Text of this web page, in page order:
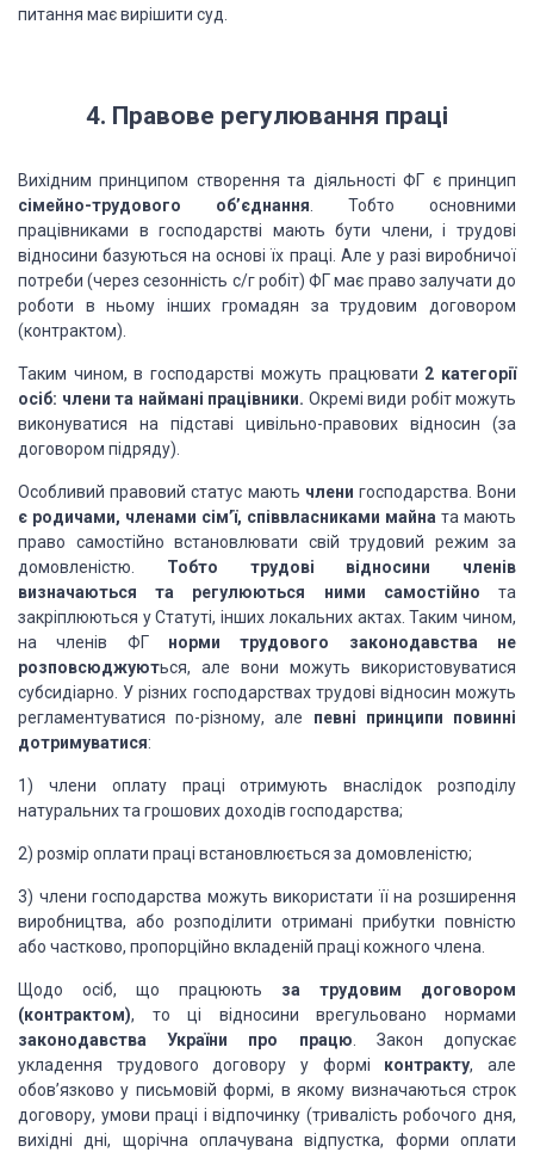
питання має вирішити суд.
4. Правове регулювання праці
Вихідним принципом створення та діяльності ФГ є принцип
сімейно-трудового об’єднання . Тобто основними
працівниками в господарстві мають бути члени, і трудові
відносини базуються на основі їх праці. Але у разі виробничої
потреби (через сезонність с/г робіт) ФГ має право залучати до
роботи в ньому інших громадян за трудовим договором
(контрактом).
Таким чином, в господарстві можуть працювати 2 категорії
осіб: члени та наймані працівники. Окремі види робіт можуть
виконуватися на підставі цивільно-правових відносин (за
договором підряду).
Особливий правовий статус мають члени господарства. Вони
є родичами, членами сім’ї, співвласниками майна та мають
право самостійно встановлювати свій трудовий режим за
домовленістю. Тобто трудові відносини членів
визначаються та регулюються ними самостійно та
закріплюються у Статуті, інших локальних актах. Таким чином,
на членів ФГ норми трудового законодавства не
розповсюджуються, але вони можуть використовуватися
субсидіарно. У різних господарствах трудові відносин можуть
регламентуватися по-різному, але певні принципи повинні
дотримуватися:
1) члени оплату праці отримують внаслідок розподілу
натуральних та грошових доходів господарства;
2) розмір оплати праці встановлюється за домовленістю;
3) члени господарства можуть використати її на розширення
виробництва, або розподілити отримані прибутки повністю
або частково, пропорційно вкладеній праці кожного члена.
Щодо осіб, що працюють за трудовим договором
(контрактом), то ці відносини врегульовано нормами
законодавства України про працю . Закон допускає
укладення трудового договору у формі контракту, але
обов’язково у письмовій формі, в якому визначаються строк
договору, умови праці і відпочинку (тривалість робочого дня,
вихідні дні, щорічна оплачувана відпустка, форми оплати